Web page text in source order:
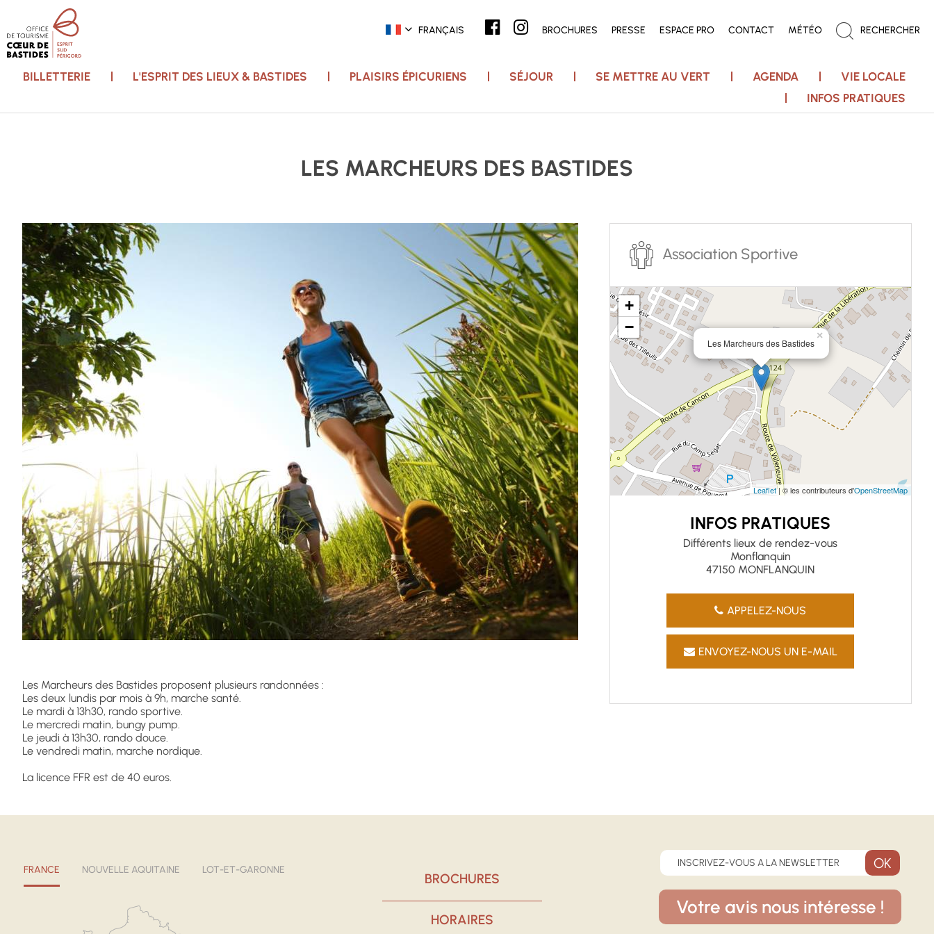
FRANÇAIS BROCHURES PRESSE ESPACE PRO CONTACT MÉTÉO RECHERCHER
BILLETTERIE L'ESPRIT DES LIEUX & BASTIDES PLAISIRS ÉPICURIENS SÉJOUR SE METTRE AU VERT AGENDA
VIE LOCALE
INFOS PRATIQUES
LES MARCHEURS DES BASTIDES
Les Marcheurs des Bastides proposent plusieurs randonnées :
Les deux lundis par mois à 9h, marche santé.
Le mardi à 13h30, rando sportive.
Le mercredi matin, bungy pump.
Le jeudi à 13h30, rando douce.
Le vendredi matin, marche nordique.
La licence FFR est de 40 euros.
Association Sportive
Les Marcheurs des Bastides
×
+
−
Leaflet| © les contributeurs d'OpenStreetMap
INFOS PRATIQUES
Différents lieux de rendez-vous
Monflanquin
47150 MONFLANQUIN
APPELEZ-NOUS
ENVOYEZ-NOUS UN E-MAIL
FRANCE NOUVELLE AQUITAINE LOT-ET-GARONNE
BROCHURES
HORAIRES
INSCRIVEZ-VOUS A LA NEWSLETTER
Votre avis nous intéresse !